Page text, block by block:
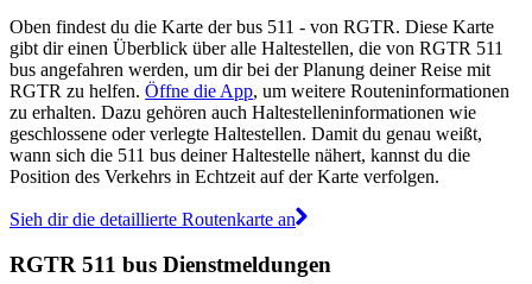
Oben findest du die Karte der bus 511 - von RGTR. Diese Karte
gibt dir einen Überblick über alle Haltestellen, die von RGTR 511
bus angefahren werden, um dir bei der Planung deiner Reise mit
RGTR zu helfen. Öffne die App, um weitere Routeninformationen
zu erhalten. Dazu gehören auch Haltestelleninformationen wie
geschlossene oder verlegte Haltestellen. Damit du genau weißt,
wann sich die 511 bus deiner Haltestelle nähert, kannst du die
Position des Verkehrs in Echtzeit auf der Karte verfolgen.
Sieh dir die detaillierte Routenkarte an
RGTR 511 bus Dienstmeldungen